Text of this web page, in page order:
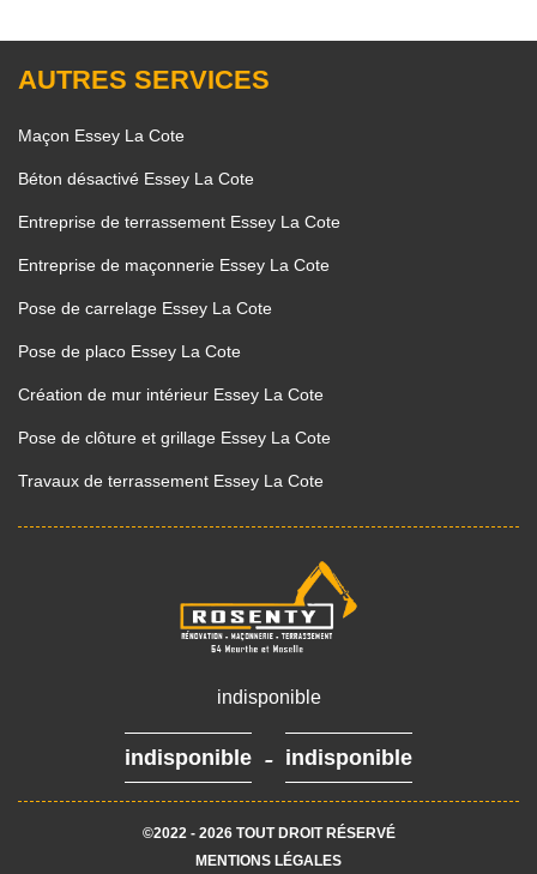
AUTRES SERVICES
Maçon Essey La Cote
Béton désactivé Essey La Cote
Entreprise de terrassement Essey La Cote
Entreprise de maçonnerie Essey La Cote
Pose de carrelage Essey La Cote
Pose de placo Essey La Cote
Création de mur intérieur Essey La Cote
Pose de clôture et grillage Essey La Cote
Travaux de terrassement Essey La Cote
indisponible
indisponible - indisponible
©2022 - 2026 TOUT DROIT RÉSERVÉ
MENTIONS LÉGALES